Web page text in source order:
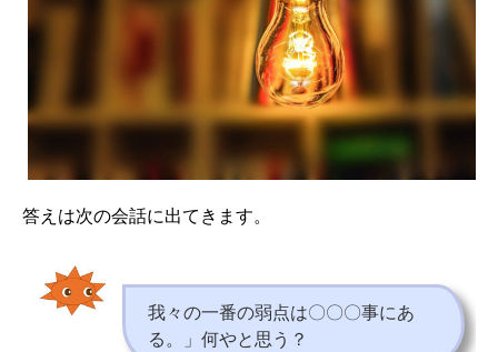
答えは次の会話に出てきます。
我々の一番の弱点は〇〇〇事にあ
る。」何やと思う？